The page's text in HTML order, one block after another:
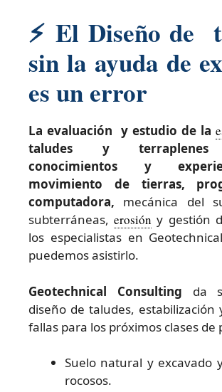
⚡ El Diseño de
sin la ayuda de
es un error
La evaluación y estudio de la
taludes y terraplenes
conocimientos y
movimiento de tierras,
computadora, mecánica del
subterráneas,erosión y gestión
los especialistas en
puedemos asistirlo.
Geotechnical Consulting da
diseño de taludes, estabilización
fallas para los próximos clases de
Suelo natural y excavado
rocosos.